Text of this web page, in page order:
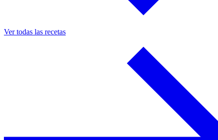
Ver todas las recetas